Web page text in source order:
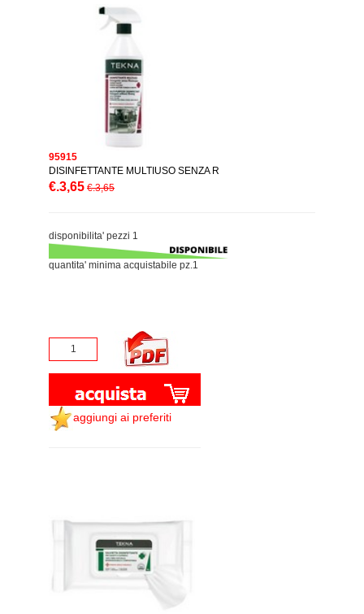
95915
DISINFETTANTE MULTIUSO SENZA R
€.3,65 €.3,65
disponibilita' pezzi 1
quantita' minima acquistabile pz.1
aggiungi ai preferiti